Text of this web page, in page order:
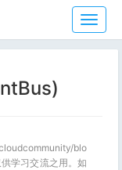
技
术
指
blo
学习交流之用。如